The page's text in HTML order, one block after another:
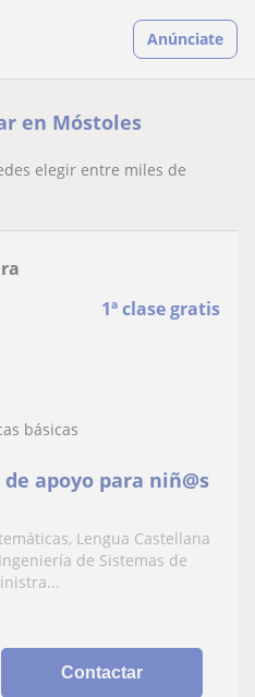
Anúnciate
en Móstoles
elegir entre miles de
1ª clase gratis
básicas
apoyo para niñ@s
Lengua Castellana
de Sistemas de
Contactar